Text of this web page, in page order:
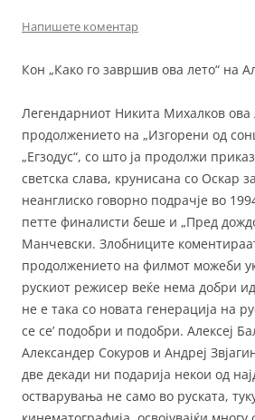
Напишете коментар
Кон „Како го завршив ова лето“ на
Легендарниот Никита Михалков ова
продолжението на „Изгорени од
„Егзодус“, со што ја продолжи
светска слава, крунисана со Оскар
неанглиско говорно подрачје во
петте финалисти беше и „Пред
Манчевски. Злобниците
продолжението на филмот можеби
рускиот режисер веќе нема добри
не е така со новата генерација на
се се’ подобри и подобри. Алексеј
Александер Сокуров и Андреј
две декади ни подарија некои од
остварувања не само во руската,